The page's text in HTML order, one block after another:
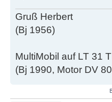
Gruß Herbert
(Bj 1956)
MultiMobil auf LT 31
(Bj 1990, Motor DV